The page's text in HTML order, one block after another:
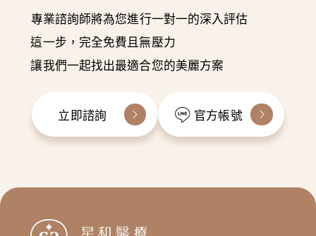
專業諮詢師將為您進行一對一的深入評估
這一步，完全免費且無壓力
讓我們一起找出最適合您的美麗方案
立即諮詢 官方帳號